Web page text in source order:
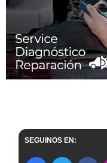
SEGUINOS EN: